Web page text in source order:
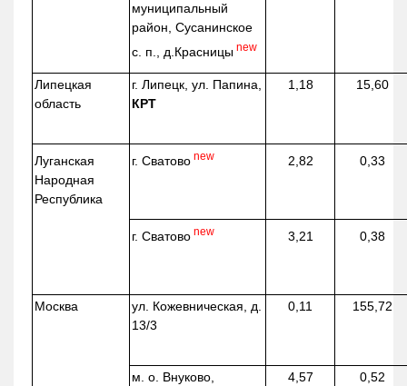
муниципальный
район, Сусанинское
с. п., д.Красницы new
Липецкая
область
г. Липецк, ул. Папина,
КРТ
1,18 15,60
Луганская
Народная
Республика
г. Сватово new 2,82 0,33
г. Сватово new 3,21 0,38
Москва ул. Кожевническая, д.
13/3
0,11 155,72
м. о. Внуково,
4,57 0,52